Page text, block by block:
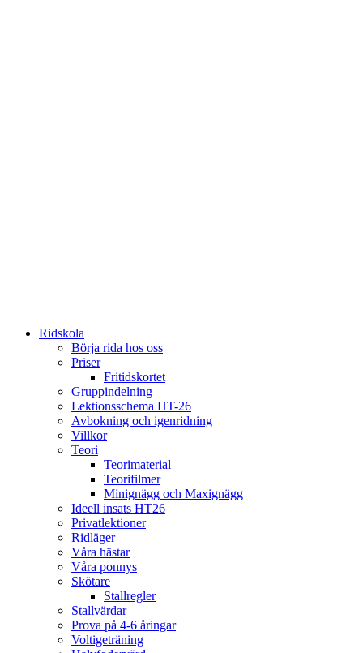
Ridskola
Börja rida hos oss
Priser
Fritidskortet
Gruppindelning
Lektionsschema HT-26
Avbokning och igenridning
Villkor
Teori
Teorimaterial
Teorifilmer
Minignägg och Maxignägg
Ideell insats HT26
Privatlektioner
Ridläger
Våra hästar
Våra ponnys
Skötare
Stallregler
Stallvärdar
Prova på 4-6 åringar
Voltigeträning